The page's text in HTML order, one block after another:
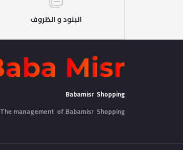
البنود و الظروف
Babamisr Shopping
The management of Babamisr Shopping